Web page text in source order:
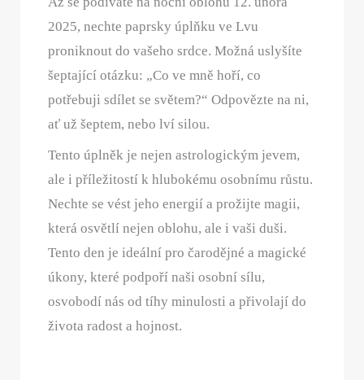
2025, nechte paprsky úplňku ve Lvu
proniknout do vašeho srdce. Možná uslyšíte
šeptající otázku: „Co ve mně hoří, co
potřebuji sdílet se světem?“ Odpovězte na ni,
ať už šeptem, nebo lví silou.
Tento úplněk je nejen astrologickým jevem,
ale i příležitostí k hlubokému osobnímu růstu.
Nechte se vést jeho energií a prožijte magii,
která osvětlí nejen oblohu, ale i vaši duši.
Tento den je ideální pro čarodějné a magické
úkony, které podpoří naši osobní sílu,
osvobodí nás od tíhy minulosti a přivolají do
života radost a hojnost.